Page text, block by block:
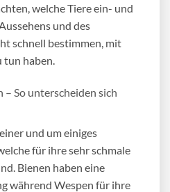
welche Tiere ein- und
und des
schnell bestimmen, mit
tun haben.
So unterscheiden sich
und um einiges
für ihre sehr schmale
Bienen haben eine
während Wespen für ihre